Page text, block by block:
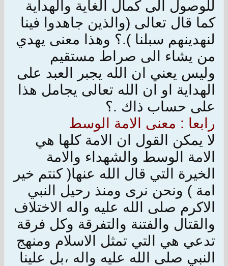
للوصول الى كمال الغاية والهداية
كما قال تعالى (والذين جاهدوا فينا
لنهدينهم سبلنا ).؟ وهذا معنى يهدي
من يشاء الى صراط مستقيم
وليس يعني ان الله يجبر العبد على
الهداية او ان الله تعالى يجامل هذا
على حساب ذاك .؟
رابعا : معنى الامة الوسط
لا يمكن القول ان الامة كلها هي
الامة الوسط والشهداء والامة
الخيرة التي قال الله عنها( كنتم خير
امة ) ونحن نرى ومنذ رحيل النبي
الاكرم صلى الله عليه واله الاختلاف
والقتال والفتنة والتفرقة وكل فرقة
تدعي هي التي تمثل الاسلام ومنهج
النبي صلى الله عليه واله ،بل علينا